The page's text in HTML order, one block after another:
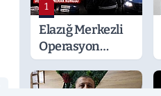
1
Elazığ Merkezli
Operasyon
Malatya ve
Kocaeli’ne